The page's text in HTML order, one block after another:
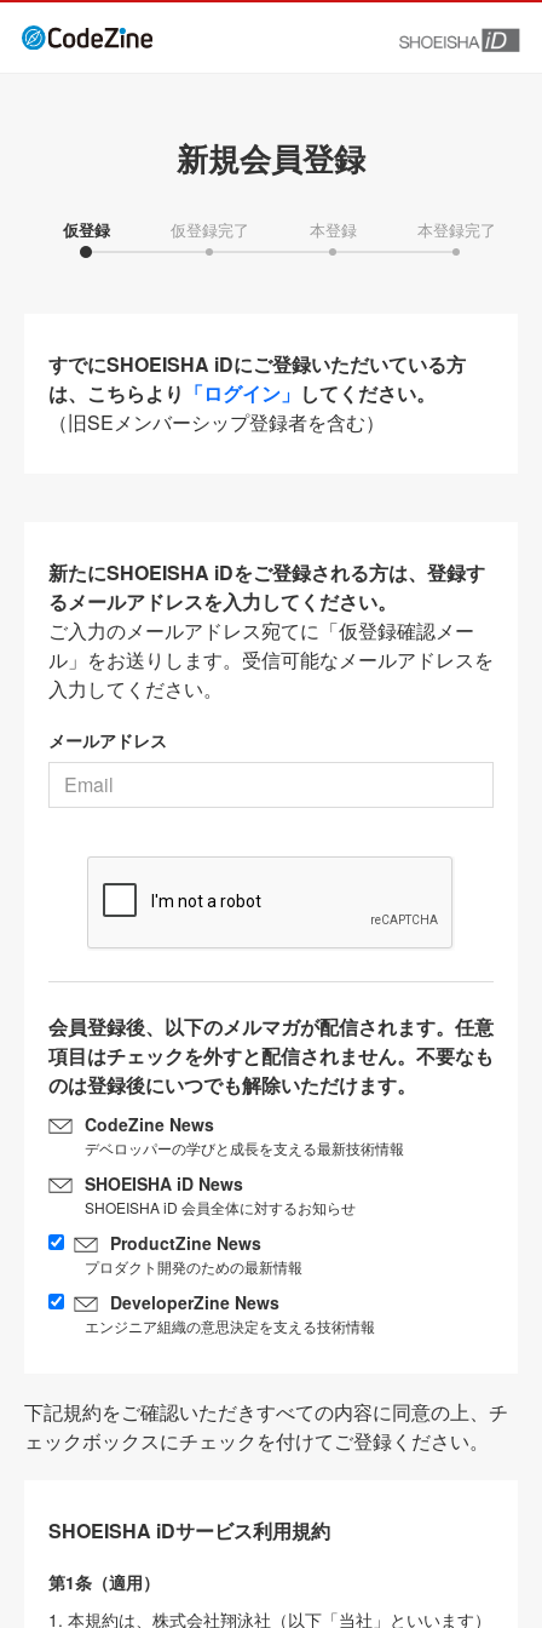
新規会員登録
仮登録 仮登録完了 本登録 本登録完了
すでにSHOEISHA iDにご登録いただいている方
は、こちらより 「ログイン」 してください。
（旧SEメンバーシップ登録者を含む）
新たにSHOEISHA iDをご登録される方は、登録す
るメールアドレスを入力してください。
ご入力のメールアドレス宛てに「仮登録確認メー
ル」をお送りします。受信可能なメールアドレスを
入力してください。
メールアドレス
会員登録後、以下のメルマガが配信されます。任意
項目はチェックを外すと配信されません。不要なも
のは登録後にいつでも解除いただけます。
CodeZine News
デベロッパーの学びと成長を支える最新技術情報
SHOEISHA iD News
SHOEISHA iD 会員全体に対するお知らせ
ProductZine News
プロダクト開発のための最新情報
DeveloperZine News
エンジニア組織の意思決定を支える技術情報
下記規約をご確認いただきすべての内容に同意の上、チ
ェックボックスにチェックを付けてご登録ください。
SHOEISHA iDサービス利用規約
第1条（適用）
1. 本規約は、株式会社翔泳社（以下「当社」といいます）